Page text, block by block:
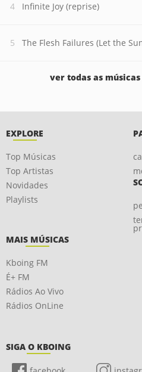
Infinite Joy (reprise)
The Flesh Failures (Let the
ver todas as
EXPLORE
Top Músicas
Top Artistas
Novidades
Playlists
MAIS MÚSICAS
Kboing FM
É+ FM
Rádios Ao Vivo
Rádios OnLine
SIGA O KBOING